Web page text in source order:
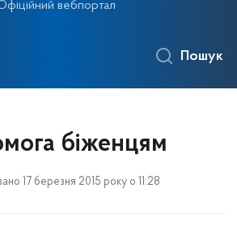
вебпортал
Пошук
біженцям
17 березня 2015 року о 11:28